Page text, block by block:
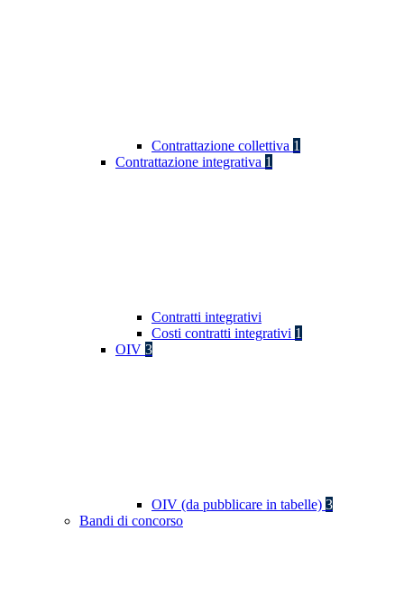
Contrattazione collettiva 1
Contrattazione integrativa 1
Contratti integrativi
Costi contratti integrativi 1
OIV 3
OIV (da pubblicare in tabelle) 3
Bandi di concorso